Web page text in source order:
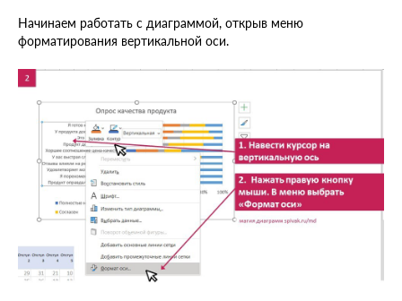
Начинаем работать с диаграммой, открыв меню
форматирования вертикальной оси.